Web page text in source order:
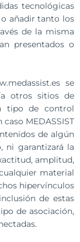
tecnológicas
añadir tanto los
de la misma
presentados o
se
otros sitios de
tipo de control
MEDASSIST
de algún
ni garantizará la
amplitud,
material
hipervínculos
de estas
de asociación,